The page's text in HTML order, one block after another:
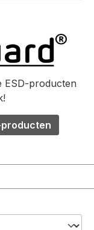
ESD-producten
producten